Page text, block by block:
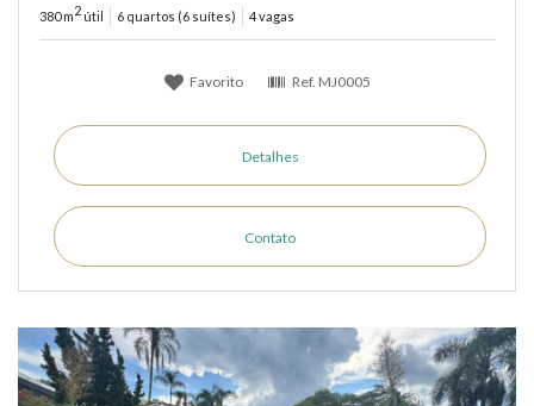
380 m2 útil 6 quartos (6 suítes) 4 vagas
Favorito Ref. MJ0005
Detalhes
Contato